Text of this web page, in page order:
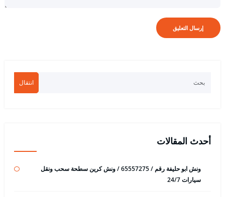
انتقال
أحدث المقالات
ونش ابو حليفة رقم / 65557275 / ونش كرين سطحة سحب ونقل
سيارات 24/7